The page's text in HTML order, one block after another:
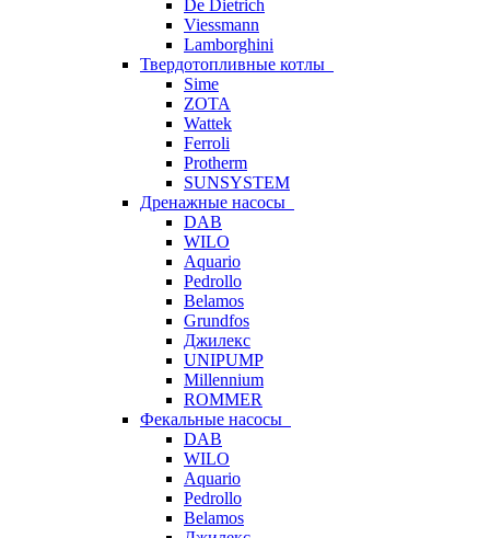
De Dietrich
Viessmann
Lamborghini
Твердотопливные котлы
Sime
ZOTA
Wattek
Ferroli
Protherm
SUNSYSTEM
Дренажные насосы
DAB
WILO
Aquario
Pedrollo
Belamos
Grundfos
Джилекс
UNIPUMP
Millennium
ROMMER
Фекальные насосы
DAB
WILO
Aquario
Pedrollo
Belamos